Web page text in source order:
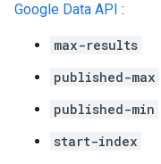
Google Data API :
max-results
published-max
published-min
start-index